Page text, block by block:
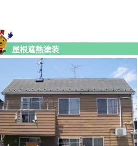
屋根遮熱塗装